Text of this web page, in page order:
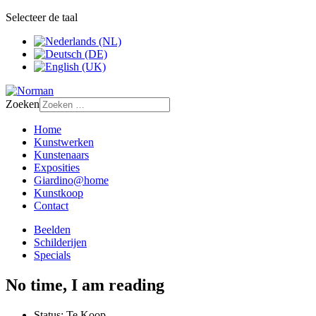
Selecteer de taal
Zoeken
Home
Kunstwerken
Kunstenaars
Exposities
Giardino@home
Kunstkoop
Contact
Beelden
Schilderijen
Specials
No time, I am reading